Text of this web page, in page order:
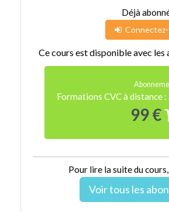
Déjà
Ce cours est disponible avec les
Formations CVC à distance
99 €
Pour lire la suite du
Voir tous les